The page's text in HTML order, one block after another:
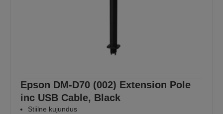
Epson DM-D70 (002) Extension Pole
inc USB Cable, Black
Stiilne kujundus